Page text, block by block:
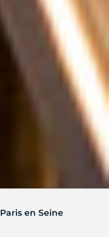
Paris en Seine